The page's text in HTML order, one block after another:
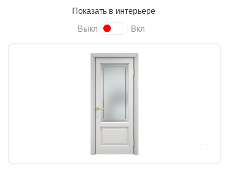
Показать в интерьере
Выкл Вкл